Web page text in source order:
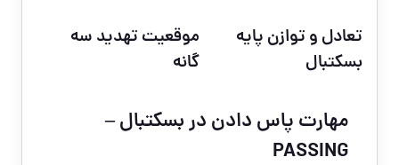
تعادل و توازن پایه
بسکتبال
موقعیت تهدید سه
گانه
مهارت پاس دادن در بسکتبال –
PASSING